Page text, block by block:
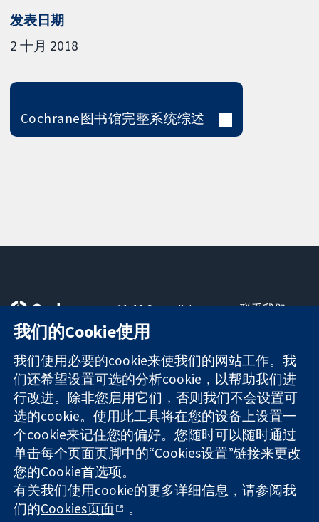
发表日期
2 十月 2018
Cochrane图书馆完整系统综述
可信任的证据
知情决定
更完善的医疗健
康
11-13 Cavendish
Square
London
W1G 0AN
United Kingdom
联系我们
关于我们
工作机会
Cochrane
Library
The Cochrane Collaboration is a charity (no. 1045921) and a
company limited by guarantee (no. 03044323) registered in
England & Wales. VAT registration number GB 718 2127 49.
版权所有：© 2026 Cochrane协作网
我们的Cookie使用
我们使用必要的cookie来使我们的网站工作。我
们还希望设置可选的分析cookie，以帮助我们进
行改进。除非您启用它们，否则我们不会设置可
选的cookie。使用此工具将在您的设备上设置一
个cookie来记住您的偏好。您随时可以随时通过
单击每个页面页脚中的“Cookies设置”链接来更改
您的Cookie首选项。
有关我们使用cookie的更多详细信息，请参阅我
们的Cookies页面 。